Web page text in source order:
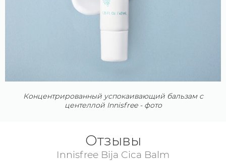
Концентрированный успокаивающий бальзам с
центеллой Innisfree - фото
Отзывы
Innisfree Bija Cica Balm